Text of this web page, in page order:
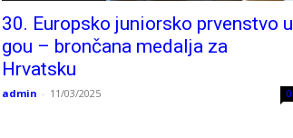
30. Europsko juniorsko prvenstvo u
gou – brončana medalja za
Hrvatsku
admin - 11/03/2025 0